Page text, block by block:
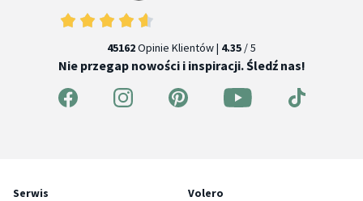
45162Opinie Klientów | 4.35 / 5
Nie przegap nowości i inspiracji. Śledź nas!
Serwis Volero